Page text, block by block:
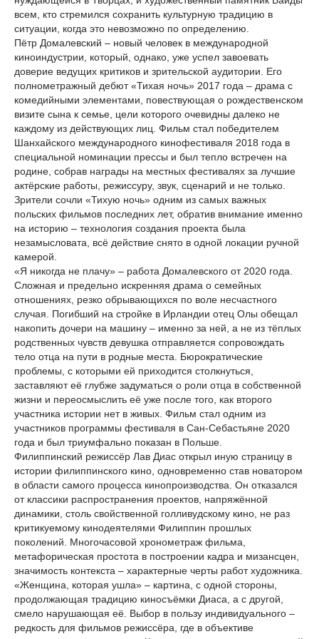
всем, кто стремился сохранить культурную традицию в
ситуации, когда это невозможно по определению.
Пётр Домалевский – новый человек в международной
киноиндустрии, который, однако, уже успел завоевать
доверие ведущих критиков и зрительской аудитории. Его
полнометражный дебют «Тихая ночь» 2017 года – драма с
комедийными элементами, повествующая о рождественском
визите сына к семье, цели которого очевидны далеко не
каждому из действующих лиц. Фильм стал победителем
Шанхайского международного кинофестиваля 2018 года в
специальной номинации прессы и был тепло встречен на
родине, собрав награды на местных фестивалях за лучшие
актёрские работы, режиссуру, звук, сценарий и не только.
Зрители сочли «Тихую ночь» одним из самых важных
польских фильмов последних лет, обратив внимание именно
на историю – технология создания проекта была
незамысловата, всё действие снято в одной локации ручной
камерой.
«Я никогда не плачу» – работа Домалевского от 2020 года.
Сложная и предельно искренняя драма о семейных
отношениях, резко обрывающихся по воле несчастного
случая. Погибший на стройке в Ирландии отец Олы обещал
накопить дочери на машину – именно за ней, а не из тёплых
родственных чувств девушка отправляется сопровождать
тело отца на пути в родные места. Бюрократические
проблемы, с которыми ей приходится столкнуться,
заставляют её глубже задуматься о роли отца в собственной
жизни и переосмыслить её уже после того, как второго
участника истории нет в живых. Фильм стал одним из
участников программы фестиваля в Сан-Себастьяне 2020
года и был триумфально показан в Польше.
Филиппинский режиссёр Лав Диас открыл иную страницу в
истории филиппинского кино, одновременно став новатором
в области самого процесса кинопроизводства. Он отказался
от классики распространения проектов, напряжённой
динамики, столь свойственной голливудскому кино, не раз
критикуемому кинодеятелями Филиппин прошлых
поколений. Многочасовой хронометраж фильма,
метафорическая простота в построении кадра и мизансцен,
значимость контекста – характерные черты работ художника.
«Женщина, которая ушла» – картина, с одной стороны,
продолжающая традицию киносъёмки Диаса, а с другой,
смело нарушающая её. Выбор в пользу индивидуального –
редкость для фильмов режиссёра, где в объективе